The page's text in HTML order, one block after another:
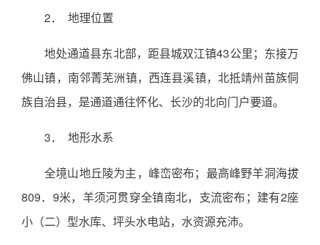
2． 地理位置
地处通道县东北部，距县城双江镇43公里；东接万
佛山镇，南邻菁芜洲镇，西连县溪镇，北抵靖州苗族侗
族自治县，是通道通往怀化、长沙的北向门户要道。
3． 地形水系
全境山地丘陵为主，峰峦密布；最高峰野羊洞海拔
809．9米，羊须河贯穿全镇南北，支流密布；建有2座
小（二）型水库、坪头水电站，水资源充沛。